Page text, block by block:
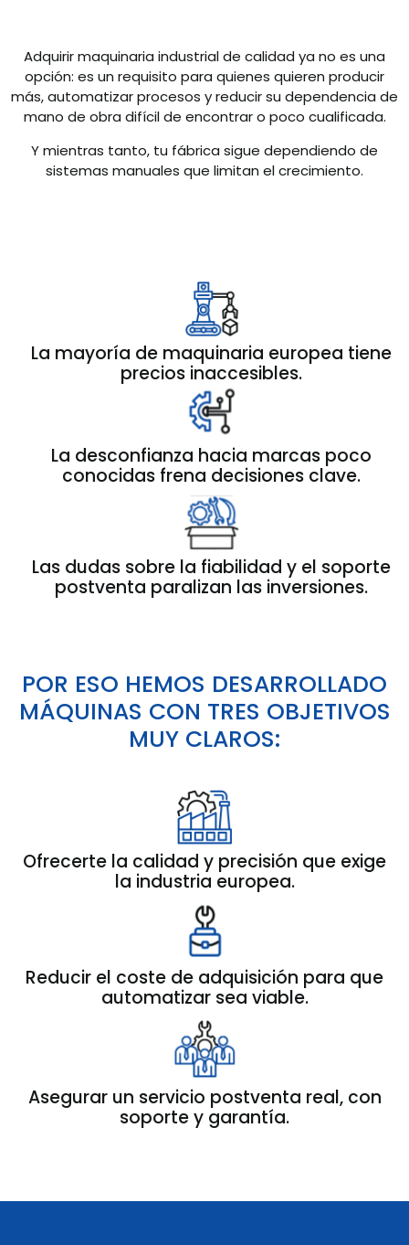
Adquirir maquinaria industrial de calidad ya no es una
opción: es un requisito para quienes quieren producir
más, automatizar procesos y reducir su dependencia de
mano de obra difícil de encontrar o poco cualificada.
Y mientras tanto, tu fábrica sigue dependiendo de
sistemas manuales que limitan el crecimiento.
La mayoría de maquinaria europea tiene
precios inaccesibles.
La desconfianza hacia marcas poco
conocidas frena decisiones clave.
Las dudas sobre la fiabilidad y el soporte
postventa paralizan las inversiones.
POR ESO HEMOS DESARROLLADO
MÁQUINAS CON TRES OBJETIVOS
MUY CLAROS:
Ofrecerte la calidad y precisión que exige
la industria europea.
Reducir el coste de adquisición para que
automatizar sea viable.
Asegurar un servicio postventa real, con
soporte y garantía.